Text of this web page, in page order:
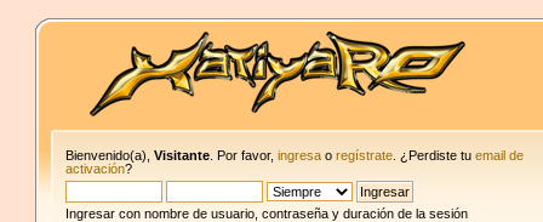
Bienvenido(a),Visitante . Por favor,ingresa oregístrate . ¿Perdiste tuemail de
activación?
Ingresar con nombre de usuario, contraseña y duración de la sesión